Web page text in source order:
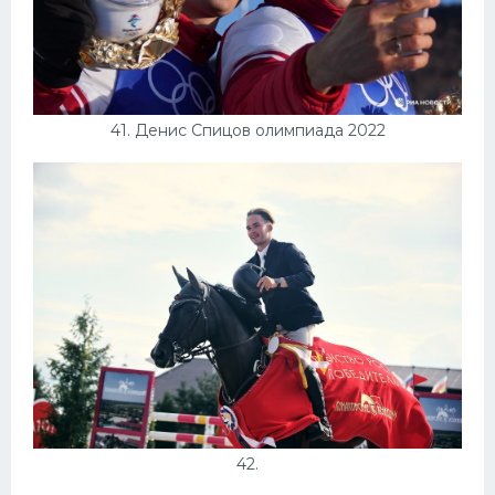
41. Денис Спицов олимпиада 2022
42.